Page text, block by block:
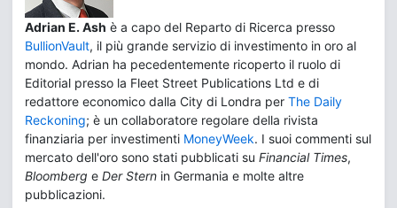
Adrian E. Ash è a capo del Reparto di Ricerca presso
BullionVault, il più grande servizio di investimento in oro al
mondo. Adrian ha pecedentemente ricoperto il ruolo di
Editorial presso la Fleet Street Publications Ltd e di
redattore economico dalla City di Londra per The Daily
Reckoning; è un collaboratore regolare della rivista
finanziaria per investimenti MoneyWeek. I suoi commenti sul
mercato dell'oro sono stati pubblicati su Financial Times,
Bloomberg e Der Stern in Germania e molte altre
pubblicazioni.